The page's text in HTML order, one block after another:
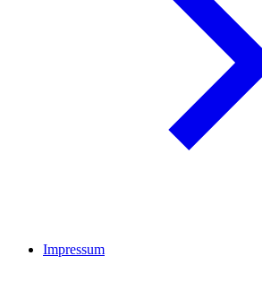
Impressum